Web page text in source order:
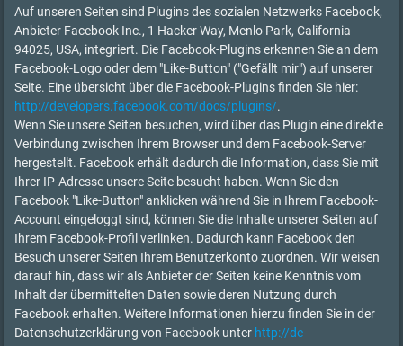
Auf unseren Seiten sind Plugins des sozialen Netzwerks Facebook,
Anbieter Facebook Inc., 1 Hacker Way, Menlo Park, California
94025, USA, integriert. Die Facebook-Plugins erkennen Sie an dem
Facebook-Logo oder dem "Like-Button" ("Gefällt mir") auf unserer
Seite. Eine übersicht über die Facebook-Plugins finden Sie hier:
http://developers.facebook.com/docs/plugins/.
Wenn Sie unsere Seiten besuchen, wird über das Plugin eine direkte
Verbindung zwischen Ihrem Browser und dem Facebook-Server
hergestellt. Facebook erhält dadurch die Information, dass Sie mit
Ihrer IP-Adresse unsere Seite besucht haben. Wenn Sie den
Facebook "Like-Button" anklicken während Sie in Ihrem Facebook-
Account eingeloggt sind, können Sie die Inhalte unserer Seiten auf
Ihrem Facebook-Profil verlinken. Dadurch kann Facebook den
Besuch unserer Seiten Ihrem Benutzerkonto zuordnen. Wir weisen
darauf hin, dass wir als Anbieter der Seiten keine Kenntnis vom
Inhalt der übermittelten Daten sowie deren Nutzung durch
Facebook erhalten. Weitere Informationen hierzu finden Sie in der
Datenschutzerklärung von Facebook unter http://de-